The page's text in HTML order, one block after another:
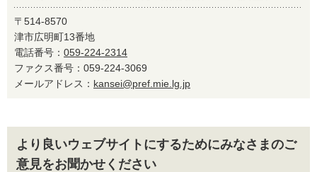
〒514-8570
津市広明町13番地
電話番号： 059-224-2314
ファクス番号：059-224-3069
メールアドレス： kansei@pref.mie.lg.jp
より良いウェブサイトにするためにみなさまのご
意見をお聞かせください